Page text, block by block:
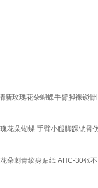
新玫瑰花朵蝴蝶手臂脚裸锁
花朵蝴蝶 手臂小腿脚踝锁
朵刺青纹身贴纸 AHC-30张